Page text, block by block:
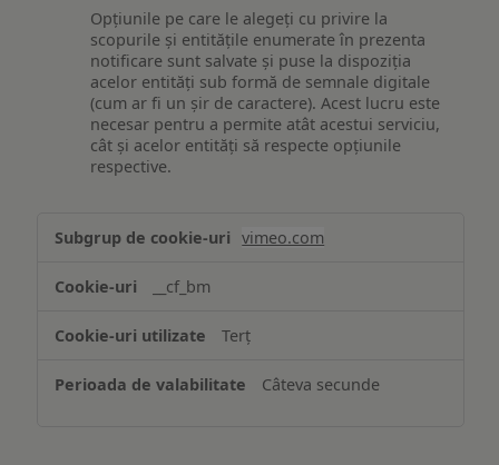
Opțiunile pe care le alegeți cu privire la
scopurile și entitățile enumerate în prezenta
notificare sunt salvate și puse la dispoziția
acelor entități sub formă de semnale digitale
(cum ar fi un șir de caractere). Acest lucru este
necesar pentru a permite atât acestui serviciu,
cât și acelor entități să respecte opțiunile
respective.
Asigurarea
funcționalităților
website-
ului
vimeo.com
__cf_bm
Terț
Câteva secunde